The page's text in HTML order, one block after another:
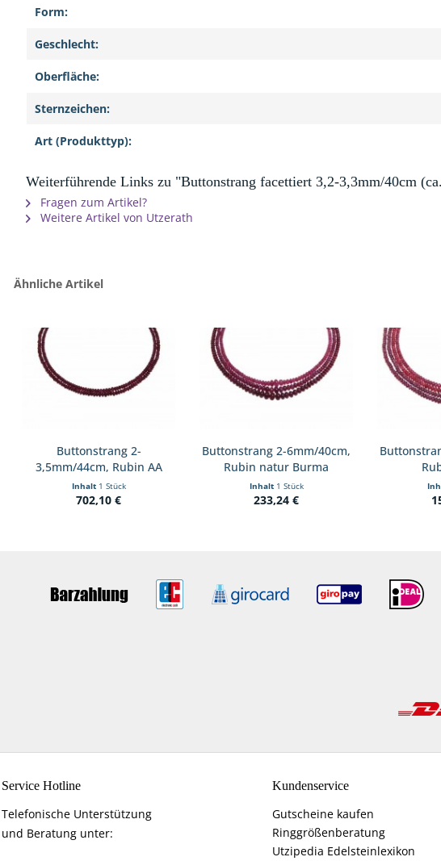
Form:
Geschlecht:
Oberfläche:
Sternzeichen:
Art (Produkttyp):
Weiterführende Links zu "Buttonstrang facettiert 3,2-3,3mm/40cm
Fragen zum Artikel?
Weitere Artikel von Utzerath
Ähnliche Artikel
Buttonstrang 2-
3,5mm/44cm, Rubin AA
Inhalt 1 Stück
702,10 €
Buttonstrang 2-6mm/40cm,
Rubin natur Burma
Inhalt 1 Stück
233,24 €
Service Hotline
Telefonische Unterstützung
und Beratung unter:
Kundenservice
Gutscheine kaufen
Ringgrößenberatung
Utzipedia Edelsteinlexikon